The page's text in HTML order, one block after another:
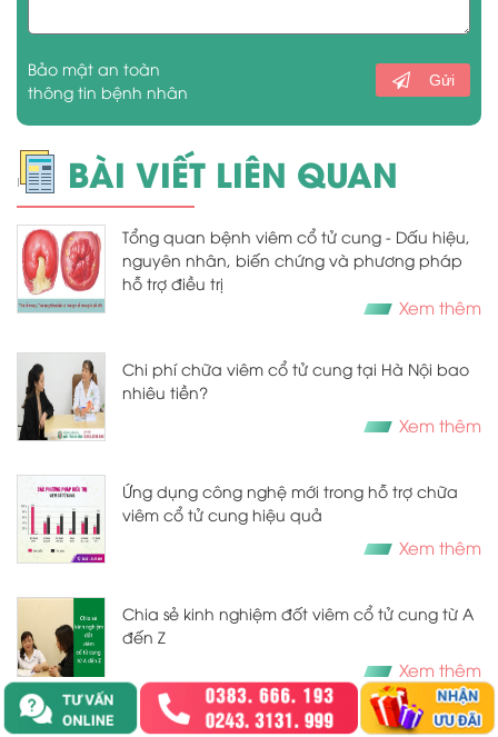
Bảo mật an toàn
thông tin bệnh nhân
Gửi
BÀI VIẾT LIÊN QUAN
Tổng quan bệnh viêm cổ tử cung - Dấu hiệu,
nguyên nhân, biến chứng và phương pháp
hỗ trợ điều trị
Xem thêm
Chi phí chữa viêm cổ tử cung tại Hà Nội bao
nhiêu tiền?
Xem thêm
Ứng dụng công nghệ mới trong hỗ trợ chữa
viêm cổ tử cung hiệu quả
Xem thêm
Chia sẻ kinh nghiệm đốt viêm cổ tử cung từ A
đến Z
Xem thêm